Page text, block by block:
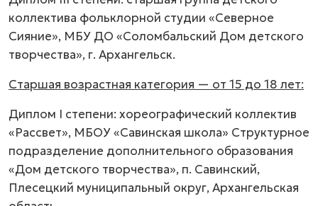
коллектива фольклорной студии «Северное
Сияние», МБУ ДО «Соломбальский Дом детского
творчества», г. Архангельск.
Старшая возрастная категория — от 15 до 18 лет:
Диплом I степени: хореографический коллектив
«Рассвет», МБОУ «Савинская школа» Структурное
подразделение дополнительного образования
«Дом детского творчества», п. Савинский,
Плесецкий муниципальный округ, Архангельская